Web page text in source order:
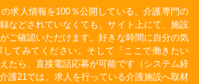
求人情報を100％公開している、介護専門の
などされていなくても、サイト上にて、施設
ご確認いただけます。好きな時間に自分の気
てみてください。そして「ここで働きたい
たら、直接電話応募が可能です（システム経
護21では、求人を行っている介護施設へ取材